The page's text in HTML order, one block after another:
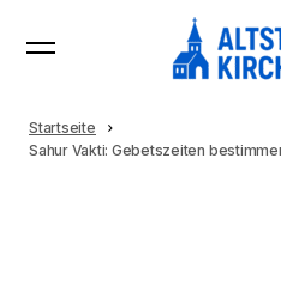
Startseite
Sahur Vakti: Gebetszeiten